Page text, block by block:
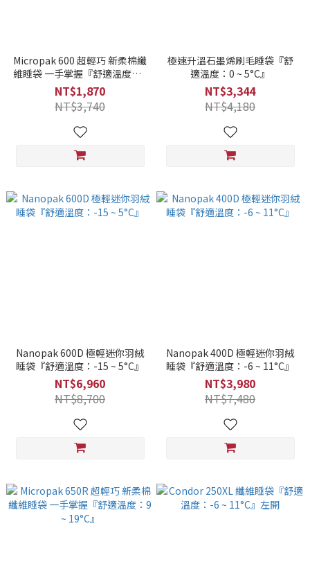
Micropak 600 超輕巧 新柔棉纖
維睡袋 一手掌握『舒適溫度：3
~ 16°C』
NT$1,870
NT$3,740
極速升溫石墨烯刷毛睡袋『舒
適溫度：0 ~ 5°C』
NT$3,344
NT$4,180
Nanopak 600D 極輕迷你羽絨
睡袋『舒適溫度：-15 ~ 5°C』
NT$6,960
NT$8,700
Nanopak 400D 極輕迷你羽絨
睡袋『舒適溫度：-6 ~ 11°C』
NT$3,980
NT$7,480